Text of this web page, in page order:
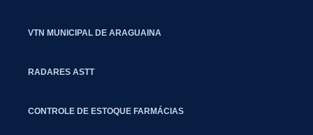
VTN MUNICIPAL DE ARAGUAINA
RADARES ASTT
CONTROLE DE ESTOQUE FARMÁCIAS